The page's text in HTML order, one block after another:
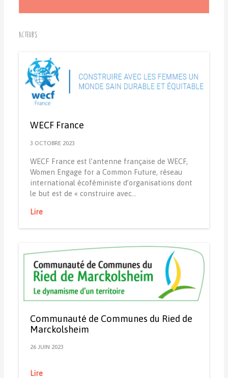
Acteurs
WECF France
3 OCTOBRE 2023
WECF France est l’antenne française de WECF,
Women Engage for a Common Future, réseau
international écoféministe d’organisations dont
le but est de « construire avec…
Lire
Communauté de Communes du Ried de
Marckolsheim
26 JUIN 2023
Lire